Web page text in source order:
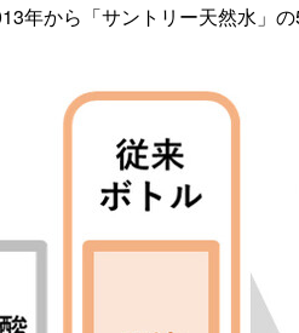
年から「サントリー天然水」の